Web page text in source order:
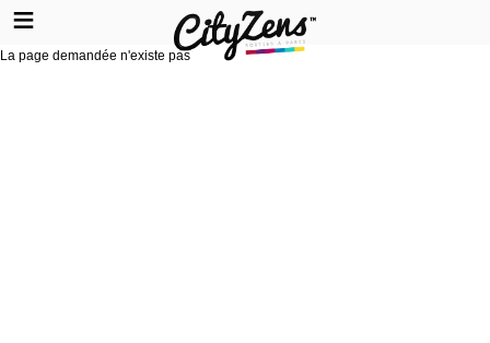
La page demandée n'existe pas